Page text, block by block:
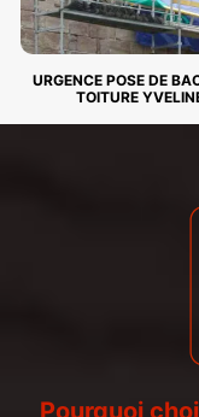
URGENCE POSE DE
TOITURE
Pourquoi